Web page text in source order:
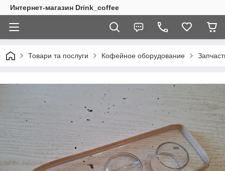
Интернет-магазин Drink_coffee
Товари та послуги Кофейное оборудование